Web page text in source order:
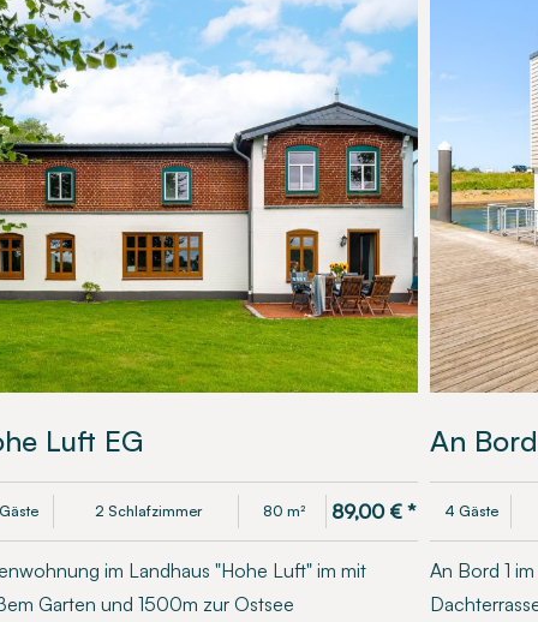
Luft EG
2 Schlafzimmer 80 m² 89,00 €*
im Landhaus "Hohe Luft" im mit
Garten und 1500m zur Ostsee
An
4 Gäste
An Bord 1